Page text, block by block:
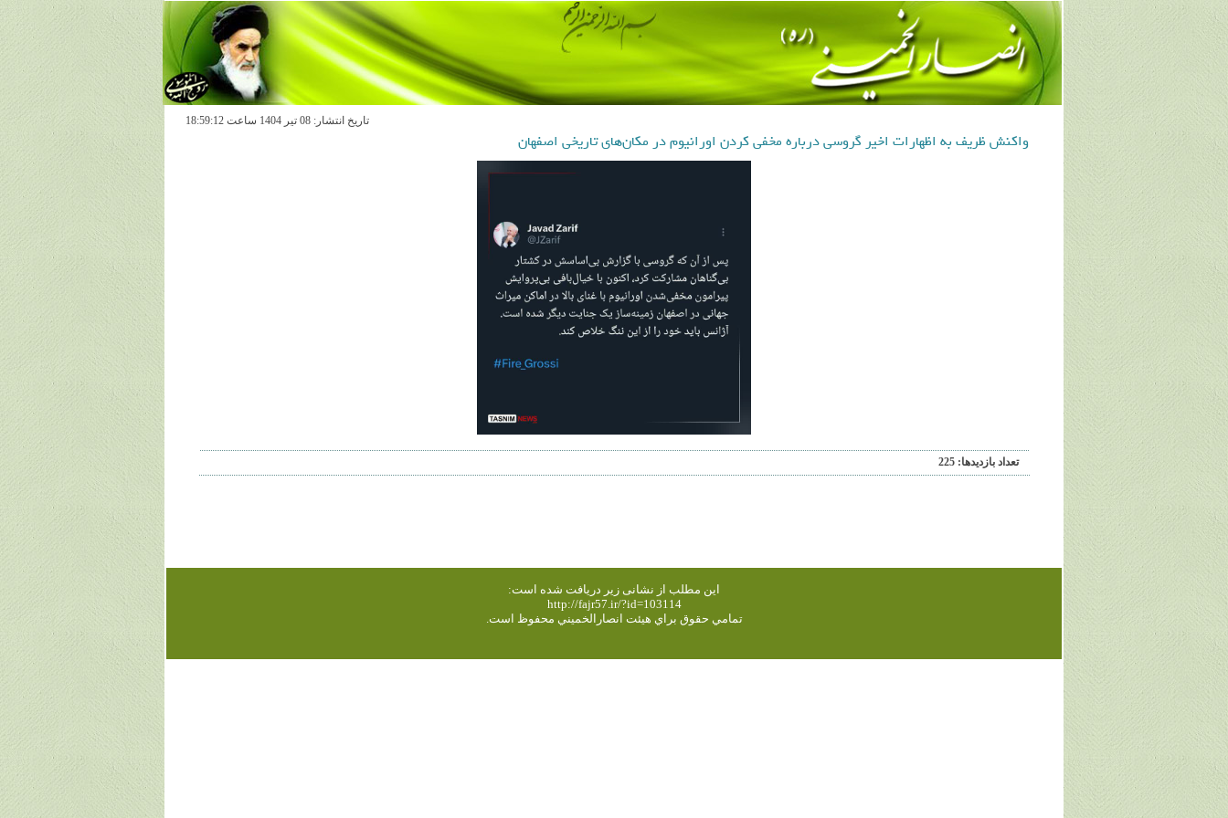
تاريخ انتشار: 08 تير 1404 ساعت 18:59:12
واکنش ظریف به اظهارات اخیر گروسی درباره مخفی کردن اورانیوم در مکان‌های تاریخی اصفهان
تعداد بازديدها: 225
این مطلب از نشانی زیر دریافت شده است:
http://fajr57.ir/?id=103114
تمامي حقوق براي هیئت انصارالخميني محفوظ است.